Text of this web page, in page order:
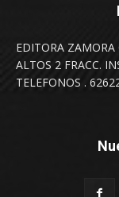
EDITORA ZAMORA
ALTOS 2 FRACC.
TELEFONOS .